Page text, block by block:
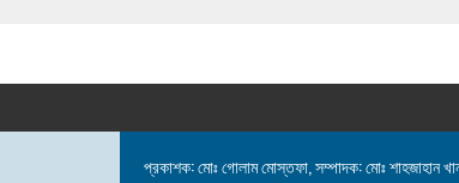
প্রকাশক: মোঃ গোলাম মোস্তফা, সম্পাদক: মোঃ শাহজাহান